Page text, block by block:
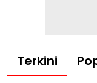
Terkini